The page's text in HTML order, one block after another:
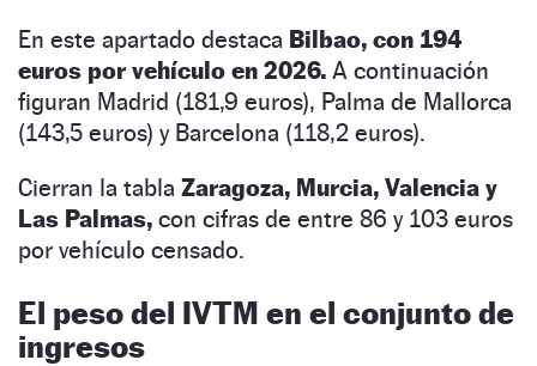
En este apartado destaca Bilbao, con 194
euros por vehículo en 2026. A continuación
figuran Madrid (181,9 euros), Palma de Mallorca
(143,5 euros) y Barcelona (118,2 euros).
Cierran la tabla Zaragoza, Murcia, Valencia y
Las Palmas, con cifras de entre 86 y 103 euros
por vehículo censado.
El peso del IVTM en el conjunto de
ingresos